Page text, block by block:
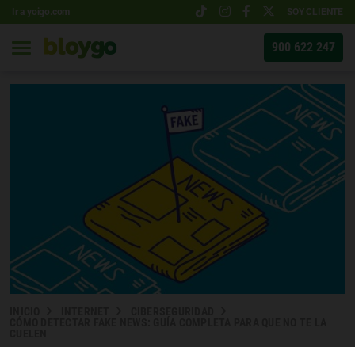
Ir a yoigo.com SOY CLIENTE
900 622 247